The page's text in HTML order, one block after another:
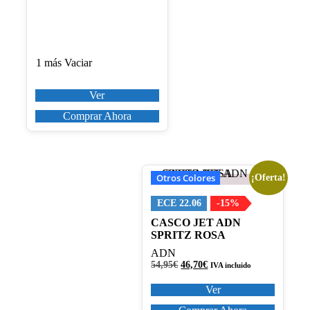
1 más Vaciar
Ver
Comprar Ahora
¡Oferta!
Otros Colores
ECE 22.06 -15%
CASCO JET ADN
SPRITZ ROSA
ADN
54,95€ El
original
era:
46,70€El
actual
es:
IVA incluido
Ver
Este
tiene
múltiples
variantes.
Las
opciones
se
en